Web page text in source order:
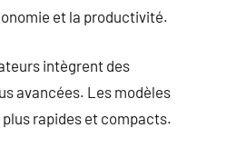
et la productivité.
intègrent des
avancées. Les modèles
rapides et compacts.